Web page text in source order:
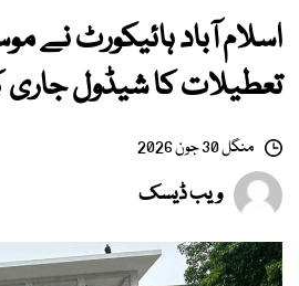
اسلام آباد ہائیکورٹ نے
تعطیلات کا شیڈول جاری
منگل 30 جون 2026
ویب ڈیسک